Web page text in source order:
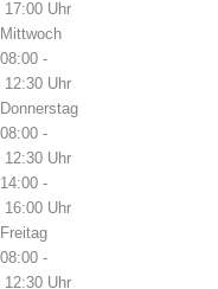
17:00 Uhr
Mittwoch
08:00 -
12:30 Uhr
Donnerstag
08:00 -
12:30 Uhr
14:00 -
16:00 Uhr
Freitag
08:00 -
12:30 Uhr